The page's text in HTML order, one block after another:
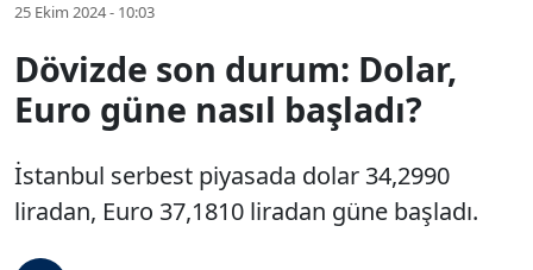
25 Ekim 2024 - 10:03
Dövizde son durum: Dolar,
Euro güne nasıl başladı?
İstanbul serbest piyasada dolar 34,2990
liradan, Euro 37,1810 liradan güne başladı.